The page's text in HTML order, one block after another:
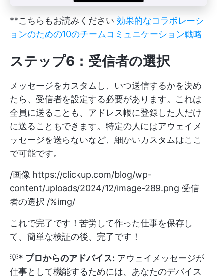
**こちらもお読みください 効果的なコラボレーシ
ョンのための10のチームコミュニケーション戦略
ステップ6：受信者の選択
メッセージをカスタムし、いつ送信するかを決め
たら、受信者を設定する必要があります。これは
全員に送ることも、アドレス帳に登録した人だけ
に送ることもできます。特定の人にはアウェイメ
ッセージを送らないなど、細かいカスタムはここ
で可能です。
/画像 https://clickup.com/blog/wp-
content/uploads/2024/12/image-289.png 受信
者の選択 /%img/
これで完了です！苦労して作った仕事を保存し
て、簡単な検証の後、完了です！
💡* プロからのアドバイス: アウェイメッセージが
仕事として機能するためには、あなたのデバイス